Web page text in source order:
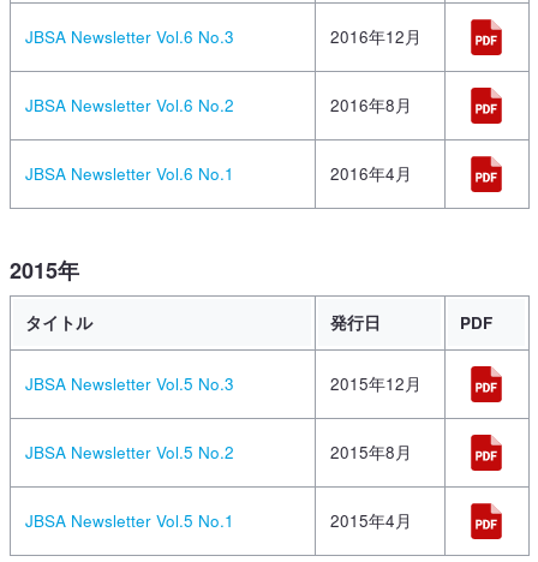
JBSA Newsletter Vol.6 No.3 2016年12月
JBSA Newsletter Vol.6 No.2 2016年8月
JBSA Newsletter Vol.6 No.1 2016年4月
2015年
タイトル 発行日 PDF
JBSA Newsletter Vol.5 No.3 2015年12月
JBSA Newsletter Vol.5 No.2 2015年8月
JBSA Newsletter Vol.5 No.1 2015年4月